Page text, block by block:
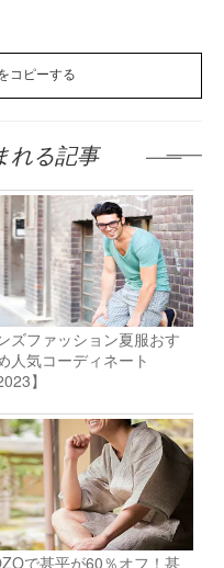
コピーする
れる記事
ズファッション夏服おす
人気コーディネート
】
で甚平が60％オフ！甚